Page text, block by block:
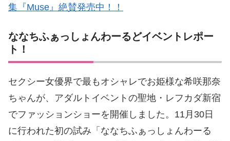
集『Muse』絶賛発売中！！
ななちふぁっしょんわーるどイベントレポー
ト！
セクシー女優界で最もオシャレでお姫様な希咲那奈
ちゃんが、アダルトイベントの聖地・レフカダ新宿
でファッションショーを開催しました。11月30日
に行われた初の試み「ななちふぁっしょんわーる